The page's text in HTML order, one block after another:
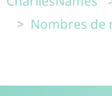
Nombres de